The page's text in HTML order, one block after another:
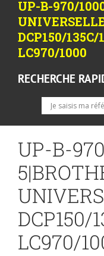
UP-B-970/
DCP150/
LC970/1000
RECHERCHE
UP-B-
DCP150/
LC970/